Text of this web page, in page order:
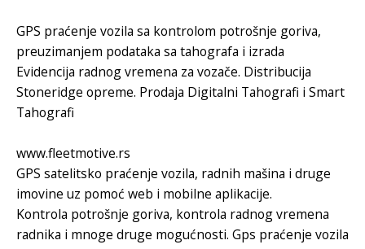
GPS praćenje vozila sa kontrolom potrošnje goriva,
preuzimanjem podataka sa tahografa i izrada
Evidencija radnog vremena za vozače. Distribucija
Stoneridge opreme. Prodaja Digitalni Tahografi i Smart
Tahografi
www.fleetmotive.rs
GPS satelitsko praćenje vozila, radnih mašina i druge
imovine uz pomoć web i mobilne aplikacije.
Kontrola potrošnje goriva, kontrola radnog vremena
radnika i mnoge druge mogućnosti. Gps praćenje vozila